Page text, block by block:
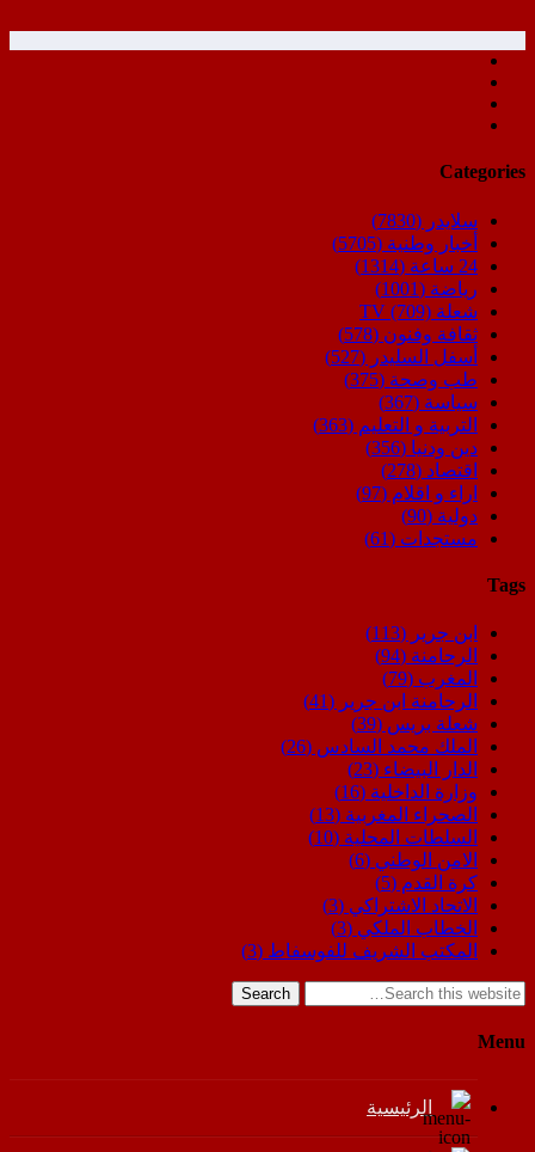
Categories
سلايدر (7830)
أخبار وطنية (5705)
24 ساعة
(1314)
رياضة (1001)
شعلة TV (709)
ثقافة وفنون (578)
أسفل السليدر (527)
طب وصحة (375)
سياسة (367)
التربية و التعليم (363)
دين ودنيا (356)
اقتصاد (278)
اراء و اقلام (97)
دولية (90)
مستجدات (61)
Tags
ابن جرير (113)
الرحامنة (94)
المغرب (79)
الرحامنة ابن جرير (41)
شعلة بريس (39)
الملك محمد السادس (26)
الدار البيضاء (23)
وزارة الداخلية (16)
الصحراء المغربية (13)
السلطات المحلية (10)
الامن الوطني (6)
كرة القدم (5)
الاتحاد الاشتراكي (3)
الخطاب الملكي (3)
المكتب الشريف للفوسفاط (3)
Search
Menu
الرئيسية